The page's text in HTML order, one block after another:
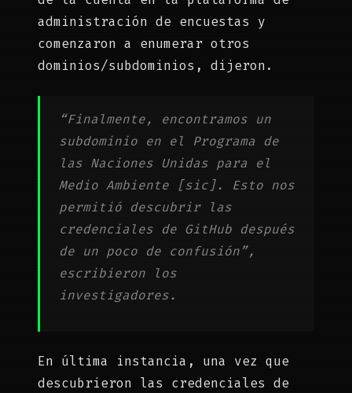
administración de encuestas y
comenzaron a enumerar otros
dominios/subdominios, dijeron.
“Finalmente, encontramos un
subdominio en el Programa de
las Naciones Unidas para el
Medio Ambiente [sic]. Esto nos
permitió descubrir las
credenciales de GitHub después
de un poco de confusión”,
escribieron los
investigadores.
En última instancia, una vez que
descubrieron las credenciales de